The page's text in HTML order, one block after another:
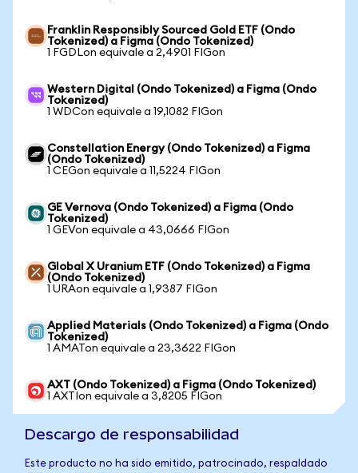
Franklin Responsibly Sourced Gold ETF (Ondo
Tokenized) a Figma (Ondo Tokenized)
1 FGDLon equivale a 2,4901 FIGon
Western Digital (Ondo Tokenized) a Figma (Ondo
Tokenized)
1 WDCon equivale a 19,1082 FIGon
Constellation Energy (Ondo Tokenized) a Figma
(Ondo Tokenized)
1 CEGon equivale a 11,5224 FIGon
GE Vernova (Ondo Tokenized) a Figma (Ondo
Tokenized)
1 GEVon equivale a 43,0666 FIGon
Global X Uranium ETF (Ondo Tokenized) a Figma
(Ondo Tokenized)
1 URAon equivale a 1,9387 FIGon
Applied Materials (Ondo Tokenized) a Figma (Ondo
Tokenized)
1 AMATon equivale a 23,3622 FIGon
AXT (Ondo Tokenized) a Figma (Ondo Tokenized)
1 AXTIon equivale a 3,8205 FIGon
Descargo de responsabilidad
Este producto no ha sido emitido, patrocinado, respaldado